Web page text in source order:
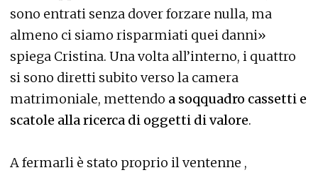
sono entrati senza dover forzare nulla, ma
almeno ci siamo risparmiati quei danni»
spiega Cristina. Una volta all’interno, i quattro
si sono diretti subito verso la camera
matrimoniale, mettendo a soqquadro cassetti e
scatole alla ricerca di oggetti di valore.
A fermarli è stato proprio il ventenne ,